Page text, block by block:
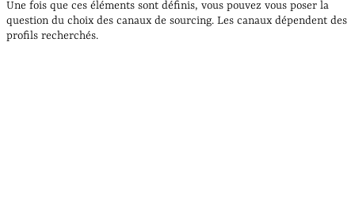
Une fois que ces éléments sont définis, vous pouvez vous poser la
question du choix des canaux de sourcing. Les canaux dépendent des
profils recherchés.